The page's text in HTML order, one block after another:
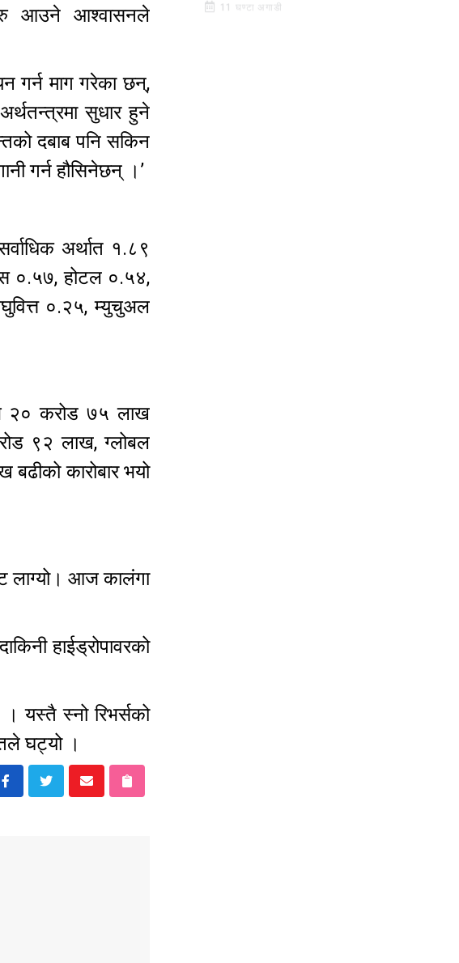
आउने आश्वासनले
गर्न माग गरेका छन्,
सुधार हुने
दबाब पनि सकिन
गर्न हौसिनेछन् ।’
अर्थात १.८९
०.५७, होटल ०.५४,
०.२५, म्युचुअल
२० करोड ७५ लाख
९२ लाख, ग्लोबल
कारोबार भयो
लाग्यो। आज कालंगा
हाईड्रोपावरको
यस्तै स्नो रिभर्सको
घट्यो ।